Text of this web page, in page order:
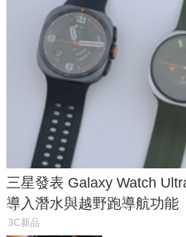
三星發表 Galaxy Watch
導入潛水與越野跑導航功能
3C新品